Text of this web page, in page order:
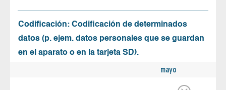
Codificación: Codificación de determinados
datos (p. ejem. datos personales que se guardan
en el aparato o en la tarjeta SD).
mayo